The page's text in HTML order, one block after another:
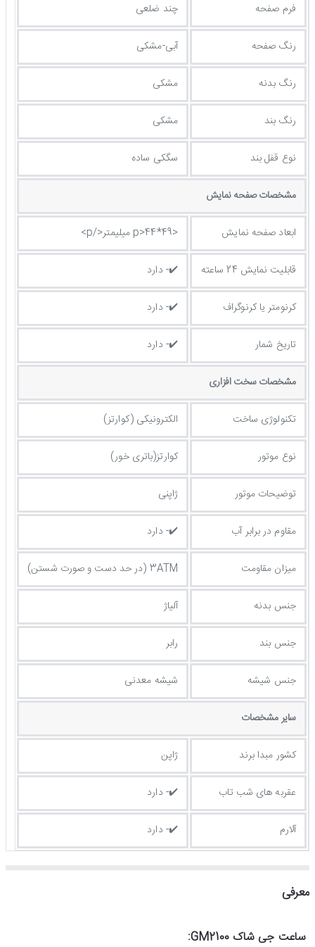
فرم صفحه چند ضلعی
رنگ صفحه آبی-مشکی
رنگ بدنه مشکی
رنگ بند مشکی
نوع قفل بند سگکی ساده
مشخصات صفحه نمايش
ابعاد صفحه نمایش <p>44*49 میلیمتر</p>
قابلیت نمایش 24 ساعته ✔️- دارد
کرنومتر یا کرنوگراف ✔️- دارد
تاریخ شمار ✔️- دارد
مشخصات سخت افزاری
تکنولوژی ساخت الکترونیکی (کوارتز)
نوع موتور کوارتز(باتری خور)
توضیحات موتور ژاپنی
مقاوم در برابر آب ✔️- دارد
میزان مقاومت 3ATM (در حد دست و صورت شستن)
جنس بدنه آلیاژ
جنس بند رابر
جنس شیشه شیشه معدنی
ساير مشخصات
کشور مبدا برند ژاپن
عقربه های شب تاب ✔️- دارد
آلارم ✔️- دارد
معرفی
ساعت جی شاک GM2100: